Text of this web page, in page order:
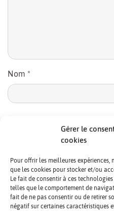
Gérer le
cookies
Pour offrir les meilleures
que les cookies pour stocker et/ou
Le fait de consentir à ces
telles que le comportement de
fait de ne pas consentir ou de retirer
négatif sur certaines caractéristiques
Nom *